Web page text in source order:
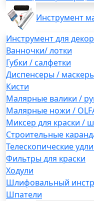
Инструмент
Инструмент для
Ванночки/ лотки
Губки / салфетки
Диспенсеры /
Кисти
Малярные валики /
Малярные ножи /
Миксер для краски /
Строительные
Телескопические
Фильтры для краски
Ходули
Шлифовальный
Шпатели